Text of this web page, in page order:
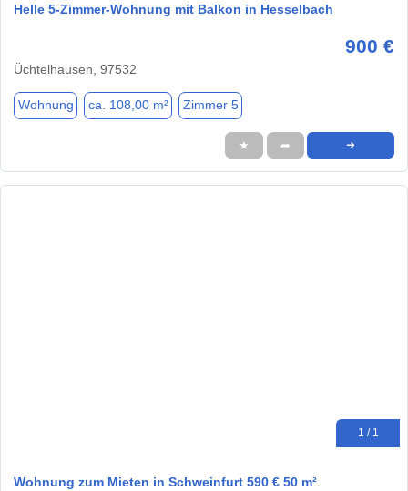
Helle 5-Zimmer-Wohnung mit Balkon in Hesselbach
900 €
Üchtelhausen, 97532
Wohnung ca. 108,00 m² Zimmer 5
★ ➦ ➜
1 / 1
Wohnung zum Mieten in Schweinfurt 590 € 50 m²